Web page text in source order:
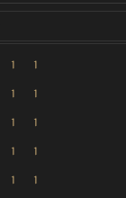
1 1
1 1
1 1
1 1
1 1